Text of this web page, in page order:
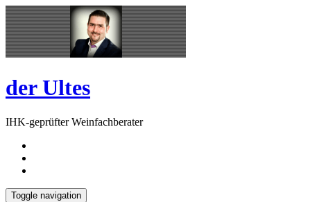
Skip
to
content
Open
Sidebar
der Ultes
IHK-geprüfter Weinfachberater
Toggle navigation